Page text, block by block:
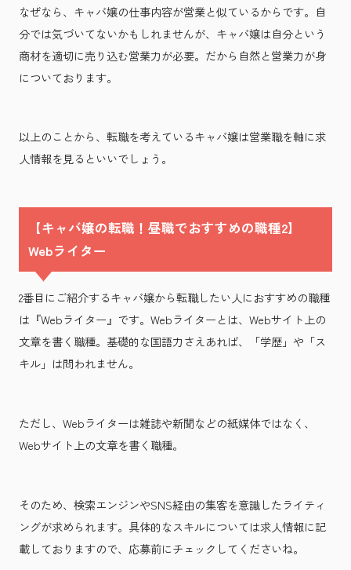
なぜなら、キャバ嬢の仕事内容が営業と似ているからです。自
分では気づいてないかもしれませんが、キャバ嬢は自分という
商材を適切に売り込む営業力が必要。だから自然と営業力が身
についております。
以上のことから、転職を考えているキャバ嬢は営業職を軸に求
人情報を見るといいでしょう。
【キャバ嬢の転職！昼職でおすすめの職種2】
Webライター
2番目にご紹介するキャバ嬢から転職したい人におすすめの職種
は『Webライター』です。Webライターとは、Webサイト上の
文章を書く職種。基礎的な国語力さえあれば、「学歴」や「ス
キル」は問われません。
ただし、Webライターは雑誌や新聞などの紙媒体ではなく、
Webサイト上の文章を書く職種。
そのため、検索エンジンやSNS経由の集客を意識したライティ
ングが求められます。具体的なスキルについては求人情報に記
載しておりますので、応募前にチェックしてくださいね。